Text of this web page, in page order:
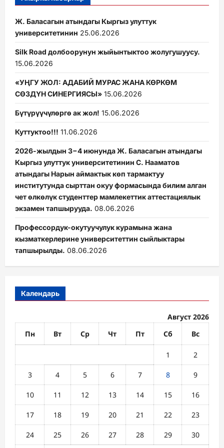
Ж. Баласагын атындагы Кыргыз улуттук
университетинин 25.06.2026
Silk Road долбоорунун жыйынтыктоо жолугушуусу.
15.06.2026
«УҢГУ ЖОЛ: АДАБИЙ МУРАС ЖАНА КӨРКӨМ
СӨЗДҮН СИНЕРГИЯСЫ» 15.06.2026
Бүтүрүүчүлөргө ак жол! 15.06.2026
Куттуктоо!!! 11.06.2026
2026-жылдын 3−4 июнунда Ж. Баласагын атындагы
Кыргыз улуттук университетинин С. Нааматов
атындагы Нарын аймактык көп тармактуу
институтунда сырттан окуу формасында билим алган
чет өлкөлүк студенттер мамлекеттик аттестациялык
экзамен тапшырууда. 08.06.2026
Профессордук-окутуучулук курамына жана
кызматкерлерине университеттин сыйлыктары
тапшырылды. 08.06.2026
Календарь
Август 2026
Пн
Вт Ср Чт Пт Сб Вс
1 2
3 4 5 6 7 8 9
10 11 12 13 14 15 16
17 18 19 20 21 22 23
24 25 26 27 28 29 30